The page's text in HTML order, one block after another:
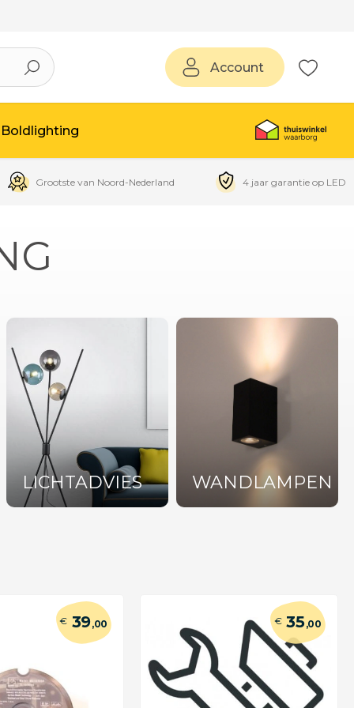
Account
Boldlighting
Grootste van Noord-Nederland 4 jaar garantie op LED
LICHTADVIES WANDLAMPEN
€ 39,00 €35,00